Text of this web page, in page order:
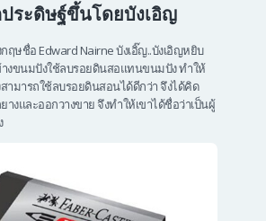
ระดิษฐ์ขึ้นโดยบังเอิญ
ฤษชื่อ Edward Nairne บังเอิ๊ญ..บังเอิญหยิบ
างขนมปังใช้ลบรอยดินสอแทนขนมปัง ทำให้
ามารถใช้ลบรอยดินสอนได้ดีกว่า จึงได้คิด
างและออกวางขาย จึงทำให้เขาได้ชื่อว่าเป็นผู้